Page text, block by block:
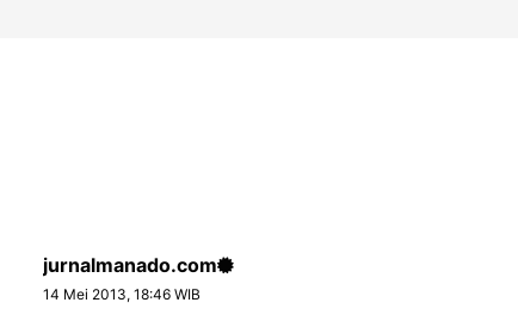
jurnalmanado.com
14 Mei 2013, 18:46 WIB